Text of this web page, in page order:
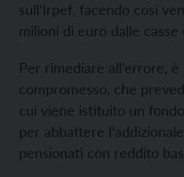
sull’Irpef, facendo così
milioni di euro dalle casse
Per rimediare all’errore,
compromesso, che
cui viene istituito un
per abbattere
pensionati con reddito